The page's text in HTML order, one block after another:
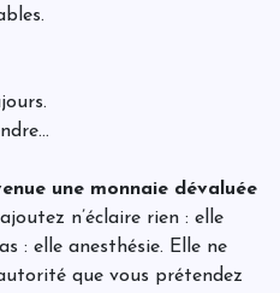
une monnaie dévaluée
n’éclaire rien : elle
: elle anesthésie. Elle ne
que vous prétendez